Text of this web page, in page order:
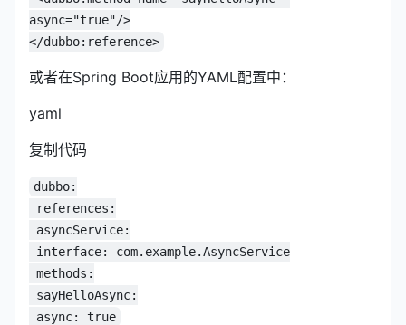
async="true"/>
</dubbo:reference>
或者在Spring Boot应用的YAML配置中：
yaml
复制代码
dubbo:
references:
asyncService:
interface: com.example.AsyncService
methods:
sayHelloAsync:
async: true